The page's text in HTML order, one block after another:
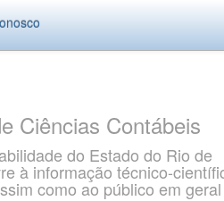
Ciências Contábeis
do Estado do Rio de
à informação técnico-
como ao público em geral